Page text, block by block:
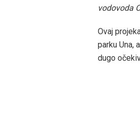
vodovoda
Ovaj
parku Una,
dugo